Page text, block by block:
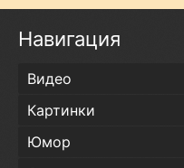
Навигация
Видео
Картинки
Юмор